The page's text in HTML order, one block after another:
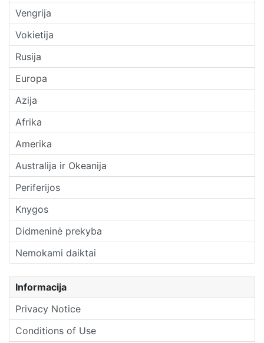
Vengrija
Vokietija
Rusija
Europa
Azija
Afrika
Amerika
Australija ir Okeanija
Periferijos
Knygos
Didmeninė prekyba
Nemokami daiktai
Informacija
Privacy Notice
Conditions of Use